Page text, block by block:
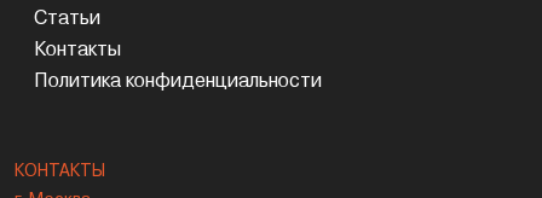
Статьи
Контакты
Политика конфиденциальности
КОНТАКТЫ